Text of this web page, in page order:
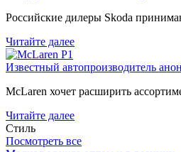
Российские дилеры Skoda
Читайте далее
Известный автопроизводитель
McLaren хочет расширить
Читайте далее
Стиль
Посмотреть все